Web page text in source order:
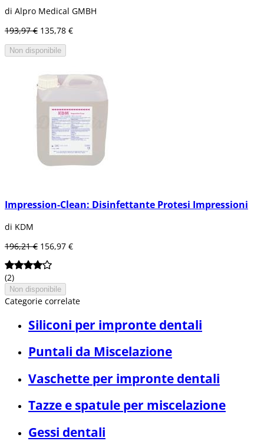
di Alpro Medical GMBH
193,97 € 135,78 €
Non disponibile
Impression-Clean: Disinfettante Protesi Impressioni
di KDM
196,21 € 156,97 €
(2)
Non disponibile
Categorie correlate
Siliconi per impronte dentali
Puntali da Miscelazione
Vaschette per impronte dentali
Tazze e spatule per miscelazione
Gessi dentali